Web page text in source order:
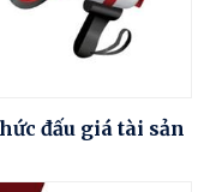
đấu giá tài sản